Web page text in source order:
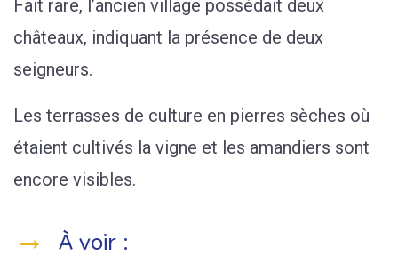
Fait rare, l’ancien village possédait deux
châteaux, indiquant la présence de deux
seigneurs.
Les terrasses de culture en pierres sèches où
étaient cultivés la vigne et les amandiers sont
encore visibles.
À voir :